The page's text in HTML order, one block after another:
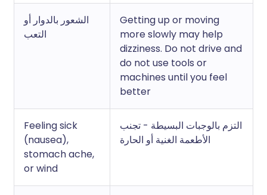
الشعور بالدوار أو
التعب
Getting up or moving
more slowly may help
dizziness. Do not drive and
do not use tools or
machines until you feel
better
Feeling sick
(nausea),
stomach ache,
or wind
التزم بالوجبات البسيطة - تجنب
الأطعمة الغنية أو الحارة